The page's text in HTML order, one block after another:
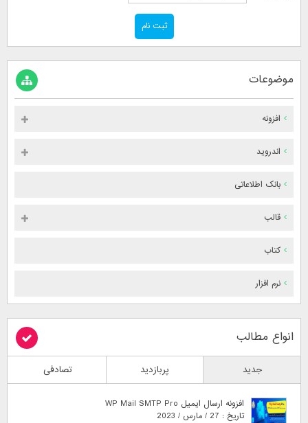
موضوعات
افزونه
اندروید
بانک اطلاعاتی
قالب
کتاب
نرم افزار
انواع مطالب
جدید پربازدید تصادفی
افزونه ارسال ایمیل WP Mail SMTP Pro
تاریخ : 27 / مارس / 2023